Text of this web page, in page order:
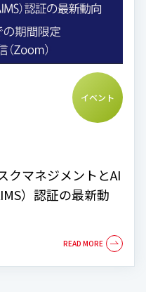
イベント
クマネジメントとAI
）認証の最新動